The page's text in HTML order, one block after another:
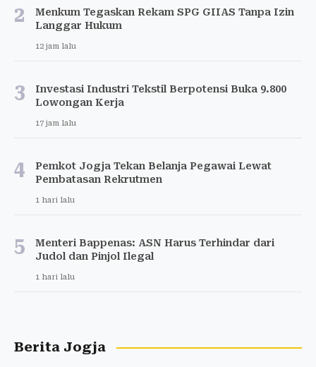
2
Menkum Tegaskan Rekam SPG GIIAS Tanpa Izin
Langgar Hukum
12 jam lalu
3
Investasi Industri Tekstil Berpotensi Buka 9.800
Lowongan Kerja
17 jam lalu
4
Pemkot Jogja Tekan Belanja Pegawai Lewat
Pembatasan Rekrutmen
1 hari lalu
5
Menteri Bappenas: ASN Harus Terhindar dari
Judol dan Pinjol Ilegal
1 hari lalu
Berita Jogja